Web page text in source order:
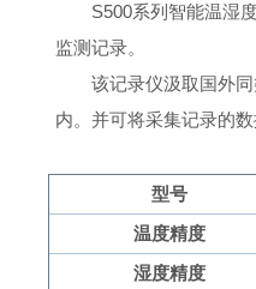
S500系列智能温湿
监测记录。
该记录仪汲取国外
内。并可将采集记录的
型号
温度精度
湿度精度